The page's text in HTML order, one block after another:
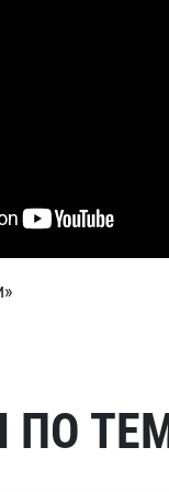
ПО